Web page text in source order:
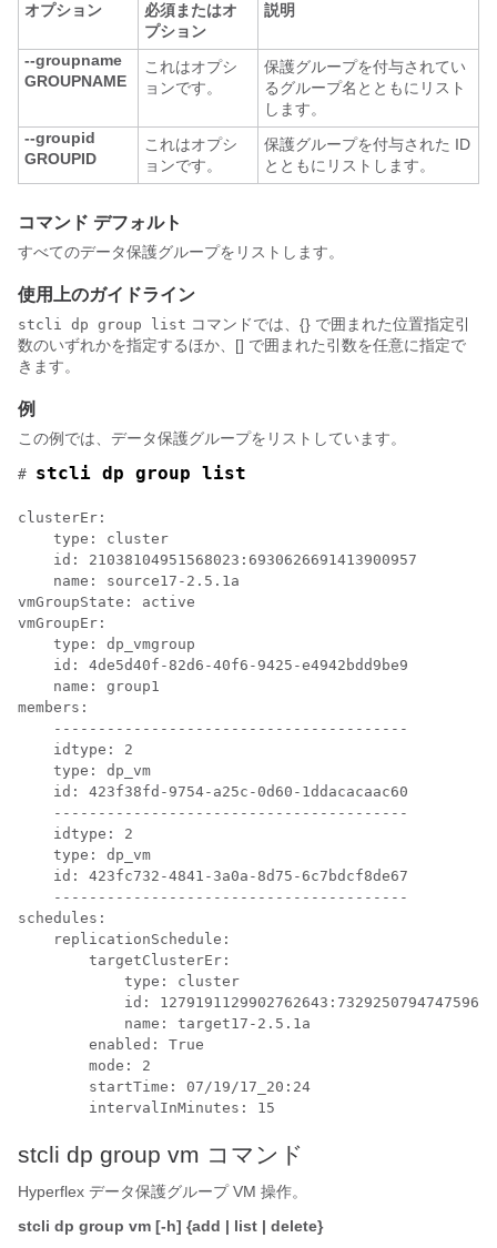
オプション
必須またはオ
プション
説明
--groupname
GROUPNAME
これはオプシ
ョンです。
保護グループを付与されてい
るグループ名とともにリスト
します。
--groupid
GROUPID
これはオプシ
ョンです。
保護グループを付与された ID
とともにリストします。
コマンド デフォルト
すべてのデータ保護グループをリストします。
使用上のガイドライン
stcli dp group list コマンドでは、{} で囲まれた位置指定引
数のいずれかを指定するほか、[] で囲まれた引数を任意に指定で
きます。
例
この例では、データ保護グループをリストしています。
# stcli dp group list
clusterEr:
    type: cluster
    id: 21038104951568023:6930626691413900957
    name: source17-2.5.1a
vmGroupState: active
vmGroupEr:
    type: dp_vmgroup
    id: 4de5d40f-82d6-40f6-9425-e4942bdd9be9
    name: group1
members:
    ----------------------------------------
    idtype: 2
    type: dp_vm
    id: 423f38fd-9754-a25c-0d60-1ddacacaac60
    ----------------------------------------
    idtype: 2
    type: dp_vm
    id: 423fc732-4841-3a0a-8d75-6c7bdcf8de67
    ----------------------------------------
schedules:
    replicationSchedule:
        targetClusterEr:
            type: cluster
id:
            name: target17-2.5.1a
        enabled: True
        mode: 2
        startTime: 07/19/17_20:24
stcli dp group vm コマンド
Hyperflex データ保護グループ VM 操作。
stcli dp group vm [-h] {add | list | delete}